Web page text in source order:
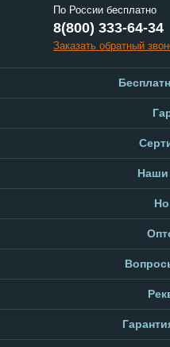
По России бесплатно
8(800) 333-64-34
Заказать обратный
Наши